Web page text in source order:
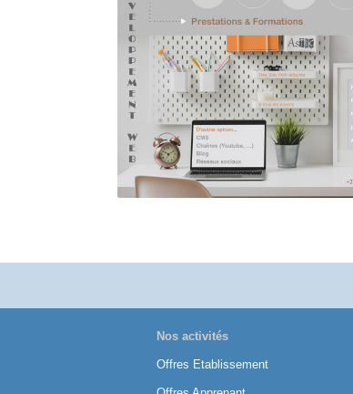
Nos activités
Offres Etablissement